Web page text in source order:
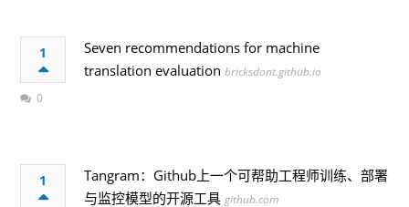
1
Seven recommendations for machine
translation evaluation bricksdont.github.io
0
1
Tangram：Github上一个可帮助工程师训练、部署
与监控模型的开源工具 github.com